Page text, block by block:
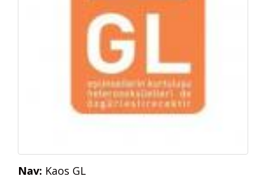
Nav: Kaos GL